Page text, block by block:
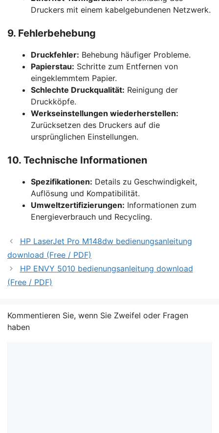
Druckers mit einem kabelgebundenen Netzwerk.
9. Fehlerbehebung
Druckfehler: Behebung häufiger Probleme.
Papierstau: Schritte zum Entfernen von
eingeklemmtem Papier.
Schlechte Druckqualität: Reinigung der
Druckköpfe.
Werkseinstellungen wiederherstellen:
Zurücksetzen des Druckers auf die
ursprünglichen Einstellungen.
10. Technische Informationen
Spezifikationen: Details zu Geschwindigkeit,
Auflösung und Kompatibilität.
Umweltzertifizierungen: Informationen zum
Energieverbrauch und Recycling.
HP LaserJet Pro M148dw bedienungsanleitung
download (Free / PDF)
HP ENVY 5010 bedienungsanleitung download
(Free / PDF)
Kommentieren Sie, wenn Sie Zweifel oder Fragen
haben